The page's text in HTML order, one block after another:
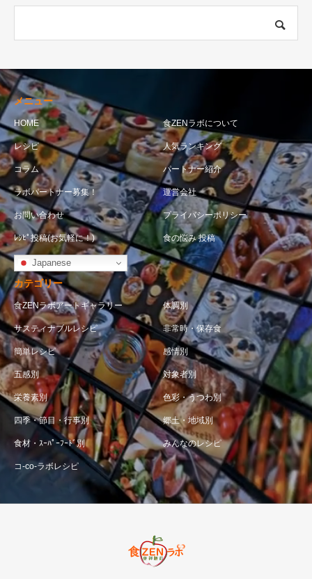
メニュー
HOME 食ZENラボについて
レシピ 人気ランキング
コラム パートナー紹介
ラボパートナー募集！ 運営会社
お問い合わせ プライバシーポリシー
ﾚｼﾋﾟ投稿(お気軽に！) 食の悩み 投稿
Japanese
カテゴリー
食ZENラボアートギャラリー 体調別
サスティナブルレシピ 非常時・保存食
簡単レシピ 感情別
五感別 対象者別
栄養素別 色彩・うつわ別
四季・節目・行事別 郷土・地域別
食材・ｽｰﾊﾟｰﾌｰﾄﾞ別 みんなのレシピ
コ-co-ラボレシピ